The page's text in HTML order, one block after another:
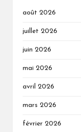
août 2026
juillet 2026
juin 2026
mai 2026
avril 2026
mars 2026
février 2026